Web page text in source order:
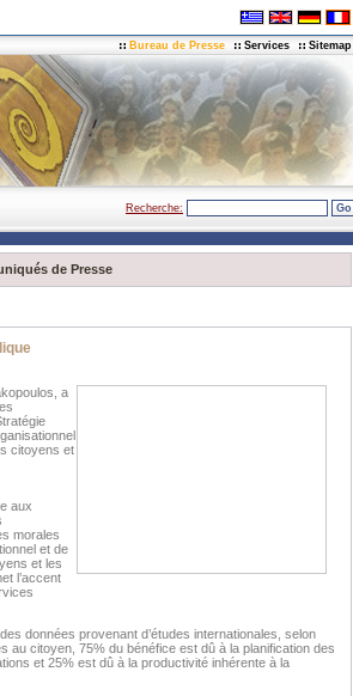
Bureau de Presse Services Sitemap
Recherche:
de Presse
a
citoyens et
aux
morales
et de
et les
l’accent
données provenant d’études internationales, selon
au citoyen, 75% du bénéfice est dû à la planification des
et 25% est dû à la productivité inhérente à la